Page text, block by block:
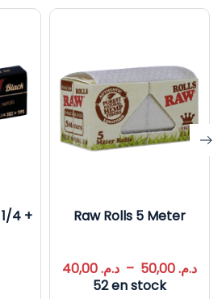
Raw Rolls 5 Meter
د.م.40,00 – د.م.
52 en stock